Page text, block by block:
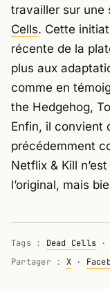
travailler sur une
Cells. Cette
récente de la
plus aux
comme en
the Hedgehog,
Enfin, il convient
précédemment
Netflix & Kill
l’original, mais
Tags : Dead Cells ·
Partager : X·